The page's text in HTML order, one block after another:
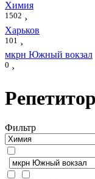
Химия
1502 ›
Харьков
101 ›
мкрн Южный вокзал
0 ›
Фильтр